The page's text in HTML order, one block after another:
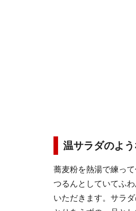
温サラダのよ
蕎麦粉を熱湯で練っ
つるんとしていてふ
いただきます。サラ